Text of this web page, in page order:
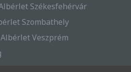
Székesfehérvár
Szombathely
Albérlet Veszprém